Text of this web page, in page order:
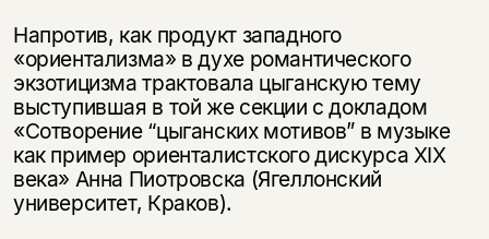
Напротив, как продукт западного
«ориентализма» в духе романтического
экзотицизма трактовала цыганскую тему
выступившая в той же секции с докладом
«Сотворение “цыганских мотивов” в музыке
как пример ориенталистского дискурса XIX
века» Анна Пиотровска (Ягеллонский
университет, Краков).